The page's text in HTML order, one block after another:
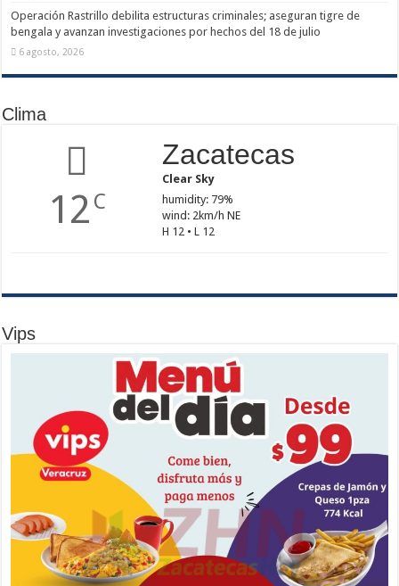
Operación Rastrillo debilita estructuras criminales; aseguran tigre de
bengala y avanzan investigaciones por hechos del 18 de julio
6 agosto, 2026
Clima
12 C
Zacatecas
Clear Sky
humidity: 79%
wind: 2km/h NE
H 12 • L 12
Vips